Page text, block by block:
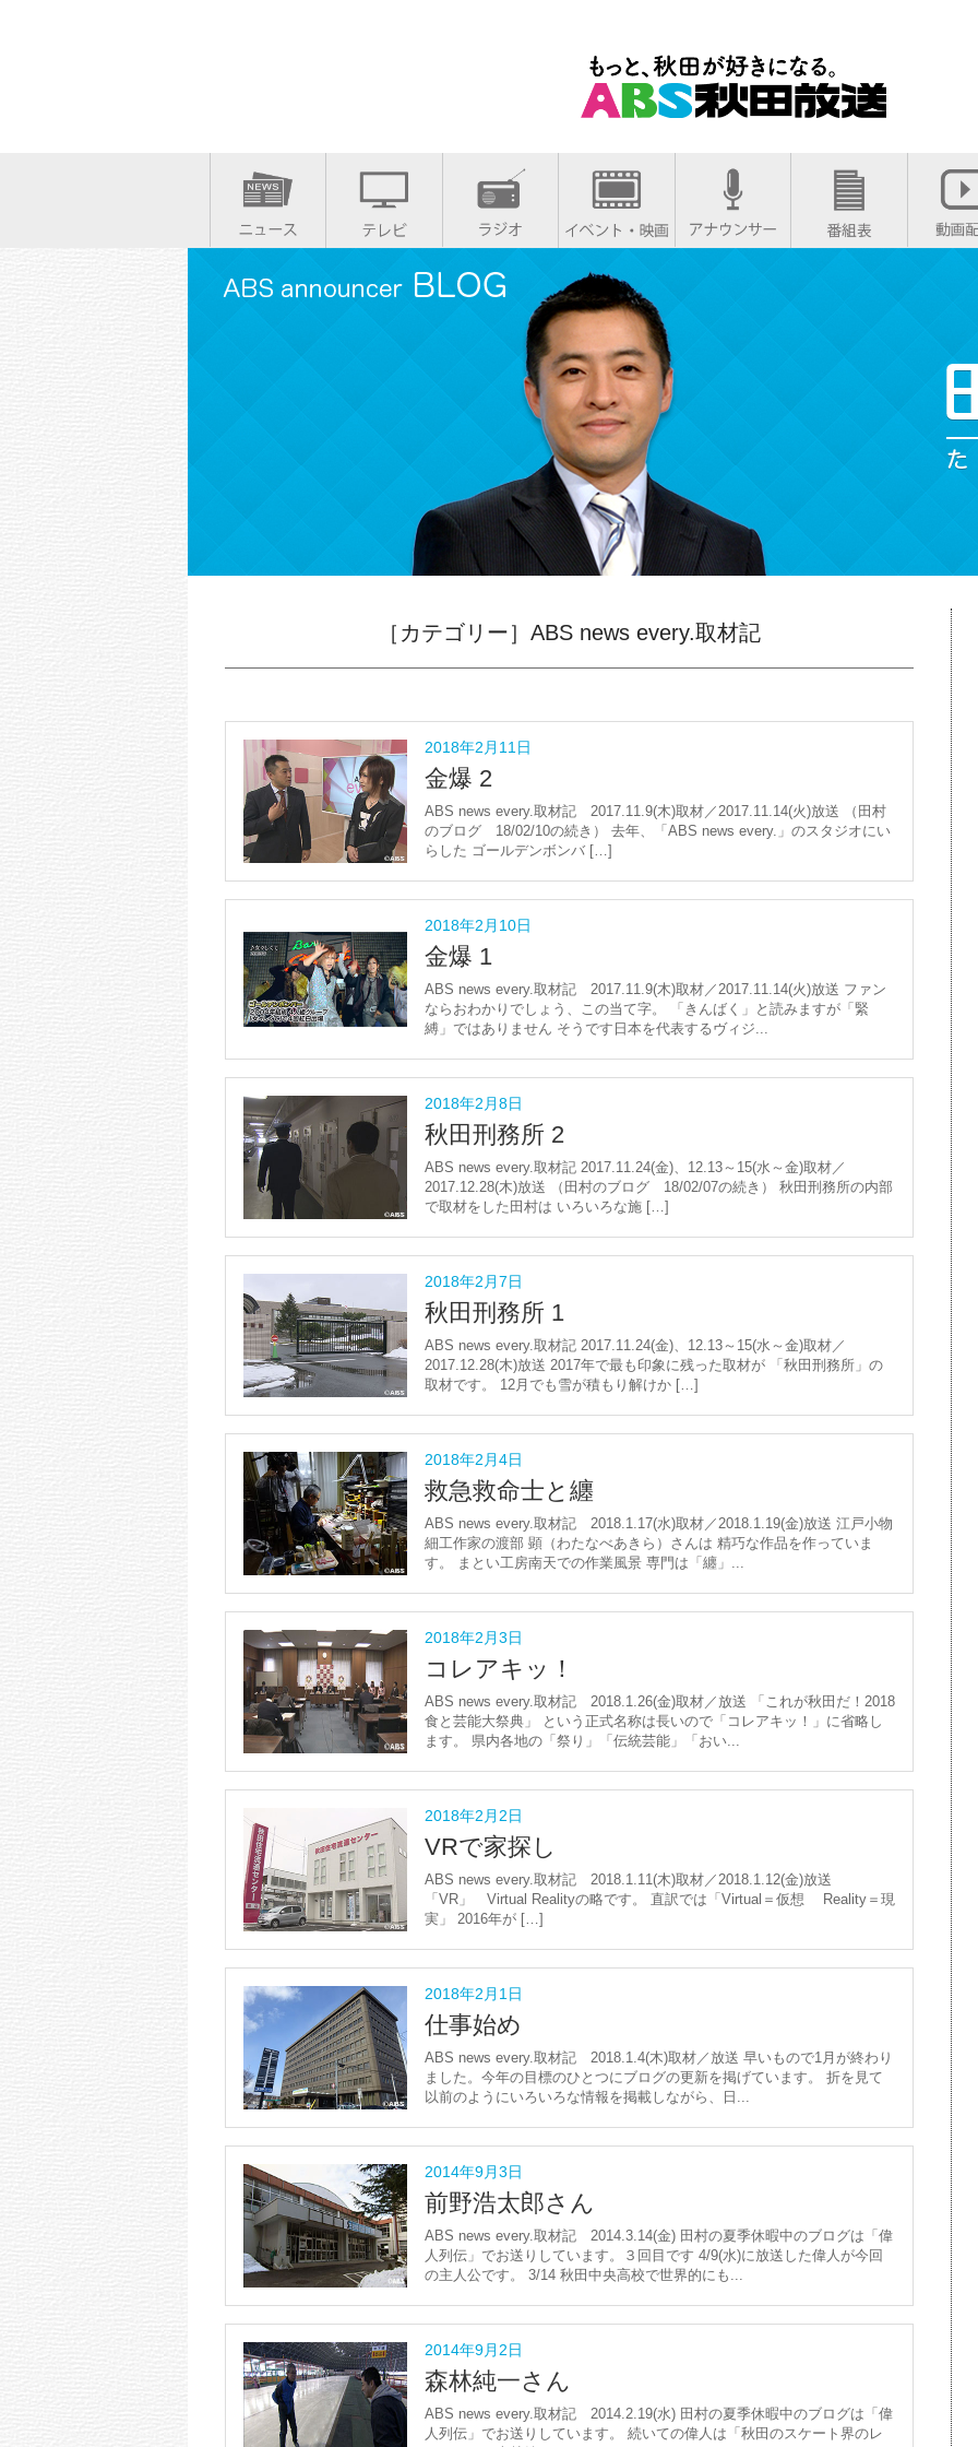
［カテゴリー］ABS news every.取材記
2018年2月11日
金爆 2
ABS news every.取材記 2017.11.9(木)取材／2017.11.14(火)放送 （田村
のブログ 18/02/10の続き） 去年、「ABS news every.」のスタジオにい
らした ゴールデンボンバ […]
2018年2月10日
金爆 1
ABS news every.取材記 2017.11.9(木)取材／2017.11.14(火)放送 ファン
ならおわかりでしょう、この当て字。 「きんばく」と読みますが「緊
縛」ではありません そうです日本を代表するヴィジ...
2018年2月8日
秋田刑務所 2
ABS news every.取材記 2017.11.24(金)、12.13～15(水～金)取材／
2017.12.28(木)放送 （田村のブログ 18/02/07の続き） 秋田刑務所の内部
で取材をした田村は いろいろな施 […]
2018年2月7日
秋田刑務所 1
ABS news every.取材記 2017.11.24(金)、12.13～15(水～金)取材／
2017.12.28(木)放送 2017年で最も印象に残った取材が 「秋田刑務所」の
取材です。 12月でも雪が積もり解けか […]
2018年2月4日
救急救命士と纏
ABS news every.取材記 2018.1.17(水)取材／2018.1.19(金)放送 江戸小物
細工作家の渡部 顕（わたなべあきら）さんは 精巧な作品を作っていま
す。 まとい工房南天での作業風景 専門は「纏」...
2018年2月3日
コレアキッ！
ABS news every.取材記 2018.1.26(金)取材／放送 「これが秋田だ！2018
食と芸能大祭典」 という正式名称は長いので「コレアキッ！」に省略し
ます。 県内各地の「祭り」「伝統芸能」「おい...
2018年2月2日
VRで家探し
ABS news every.取材記 2018.1.11(木)取材／2018.1.12(金)放送
「VR」 Virtual Realityの略です。 直訳では「Virtual＝仮想 Reality＝現
実」 2016年が […]
2018年2月1日
仕事始め
ABS news every.取材記 2018.1.4(木)取材／放送 早いもので1月が終わり
ました。今年の目標のひとつにブログの更新を掲げています。 折を見て
以前のようにいろいろな情報を掲載しながら、日...
2014年9月3日
前野浩太郎さん
ABS news every.取材記 2014.3.14(金) 田村の夏季休暇中のブログは「偉
人列伝」でお送りしています。３回目です 4/9(水)に放送した偉人が今回
の主人公です。 3/14 秋田中央高校で世界的にも...
2014年9月2日
森林純一さん
ABS news every.取材記 2014.2.19(水) 田村の夏季休暇中のブログは「偉
人列伝」でお送りしています。 続いての偉人は「秋田のスケート界のレ